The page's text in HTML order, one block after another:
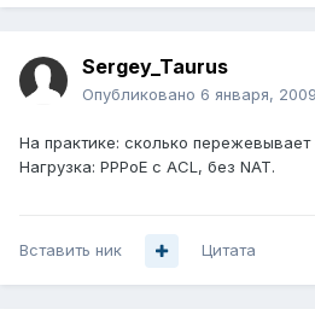
Sergey_Taurus
Опубликовано 6 января, 2009
На практике: сколько пережевывает
Нагрузка: PPPoE с ACL, без NAT.
Вставить ник Цитата